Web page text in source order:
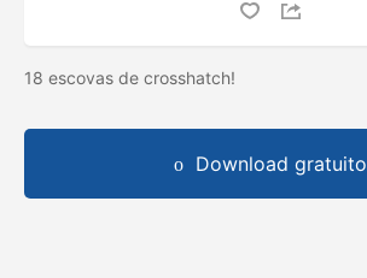
18 escovas de crosshatch!
Download gratuito